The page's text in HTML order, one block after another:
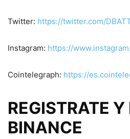
Twitter: https://twitter.com/
Instagram: https://
Cointelegraph: https://
REGISTRATE
BINANCE